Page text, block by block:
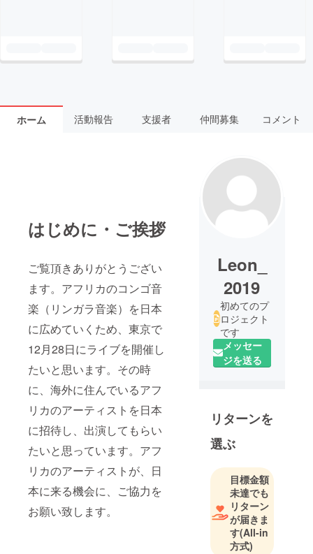
ホーム 活動報告 支援者 仲間募集 コメント
はじめに・ご挨拶
ご覧頂きありがとうござい
ます。アフリカのコンゴ音
楽（リンガラ音楽）を日本
に広めていくため、東京で
12月28日にライブを開催し
たいと思います。その時
に、海外に住んでいるアフ
リカのアーティストを日本
に招待し、出演してもらい
たいと思っています。アフ
リカのアーティストが、日
本に来る機会に、ご協力を
お願い致します。
Leon_
2019
初めてのプ
ロジェクト
です
メッセー
ジを送る
リターンを
選ぶ
目標金額
未達でも
リターン
が届きま
す(All-in
方式)